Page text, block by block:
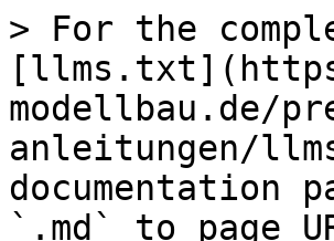
> For the
modellbau.de/
anleitungen/
documentation
`.md` to page